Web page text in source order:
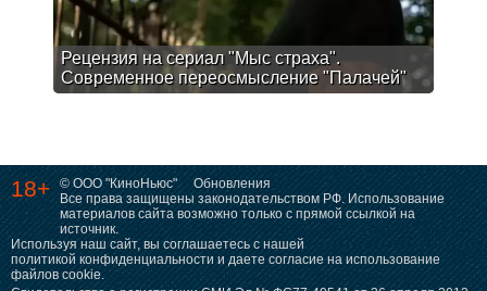
Рецензия на сериал "Мыс страха".
Современное переосмысление "Палачей"
18+ © ООО "КиноНьюс"
Обновления
Все права защищены законодательством РФ. Использование
материалов сайта возможно только с прямой ссылкой на
источник.
Используя наш сайт, вы соглашаетесь с нашей
политикой конфиденциальности и даете согласие на использование
файлов cookie.